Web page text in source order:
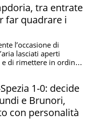
tra entrate
far quadrare i
l’occasione di
lasciati aperti
e di rimettere in ordine
1-0: decide
e Brunori,
con personalità